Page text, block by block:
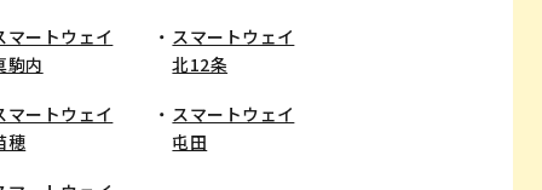
マートウェイ
駒内
スマートウェイ
北12条
マートウェイ
穂
スマートウェイ
屯田